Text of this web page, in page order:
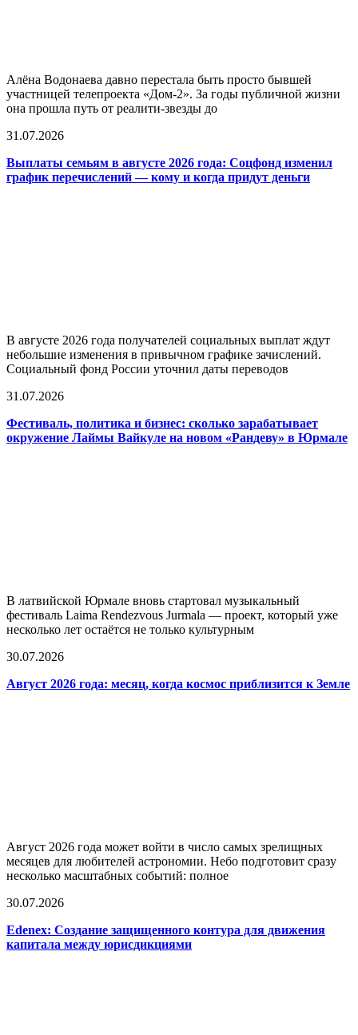
Алёна Водонаева давно перестала быть просто бывшей
участницей телепроекта «Дом-2». За годы публичной жизни
она прошла путь от реалити-звезды до
31.07.2026
Выплаты семьям в августе 2026 года: Соцфонд изменил
график перечислений — кому и когда придут деньги
В августе 2026 года получателей социальных выплат ждут
небольшие изменения в привычном графике зачислений.
Социальный фонд России уточнил даты переводов
31.07.2026
Фестиваль, политика и бизнес: сколько зарабатывает
окружение Лаймы Вайкуле на новом «Рандеву» в Юрмале
В латвийской Юрмале вновь стартовал музыкальный
фестиваль Laima Rendezvous Jurmala — проект, который уже
несколько лет остаётся не только культурным
30.07.2026
Август 2026 года: месяц, когда космос приблизится к Земле
Август 2026 года может войти в число самых зрелищных
месяцев для любителей астрономии. Небо подготовит сразу
несколько масштабных событий: полное
30.07.2026
Edenex: Создание защищенного контура для движения
капитала между юрисдикциями